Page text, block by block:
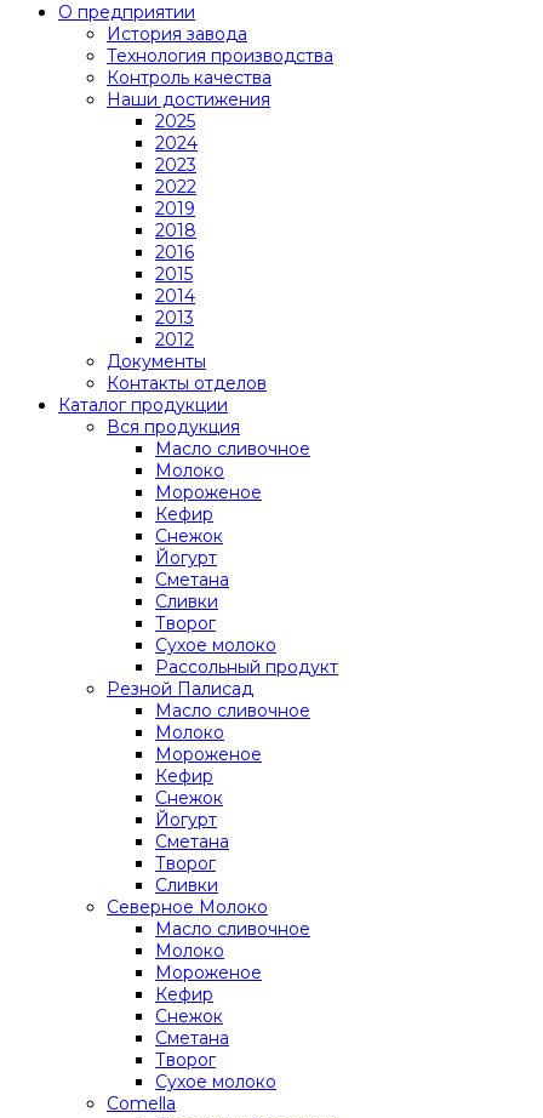
О предприятии
История завода
Технология производства
Контроль качества
Наши достижения
2025
2024
2023
2022
2019
2018
2016
2015
2014
2013
2012
Документы
Контакты отделов
Каталог продукции
Вся продукция
Масло сливочное
Молоко
Мороженое
Кефир
Снежок
Йогурт
Сметана
Сливки
Творог
Сухое молоко
Рассольный продукт
Резной Палисад
Масло сливочное
Молоко
Мороженое
Кефир
Снежок
Йогурт
Сметана
Творог
Сливки
Северное Молоко
Масло сливочное
Молоко
Мороженое
Кефир
Снежок
Сметана
Творог
Сухое молоко
Comеlla